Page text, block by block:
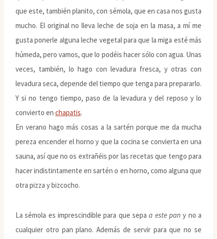
que este, también planito, con sémola, que en casa nos gusta
mucho. El original no lleva leche de soja en la masa, a mí me
gusta ponerle alguna leche vegetal para que la miga esté más
húmeda, pero vamos, que lo podéis hacer sólo con agua. Unas
veces, también, lo hago con levadura fresca, y otras con
levadura seca, depende del tiempo que tenga para prepararlo.
Y si no tengo tiempo, paso de la levadura y del reposo y lo
convierto en chapatis.
En verano hago más cosas a la sartén porque me da mucha
pereza encender el horno y que la cocina se convierta en una
sauna, así que no os extrañéis por las recetas que tengo para
hacer indistintamente en sartén o en horno, como alguna que
otra pizza y bizcocho.
La sémola es imprescindible para que sepaa este pan y no a
cualquier otro pan plano. Además de servir para que no se